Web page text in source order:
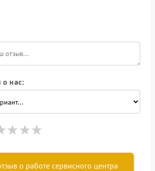
о нас:
о работе сервисного центра